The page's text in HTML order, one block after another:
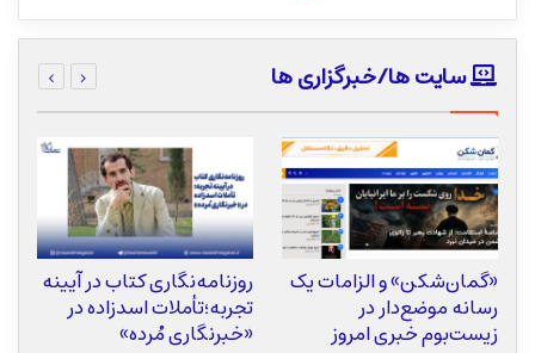
سایت ها/خبرگزاری ها
«گمان‌شکن» و الزامات یک
رسانه موضع‌دار در
زیست‌بوم خبری امروز
روزنامه‌نگاری کتاب در آیینه
تجربه؛تأملات اسدزاده در
«خبرنگاری مُرده»